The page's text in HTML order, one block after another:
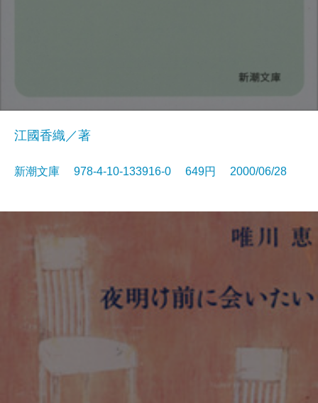
江國香織／著
新潮文庫 978-4-10-133916-0 649円 2000/06/28